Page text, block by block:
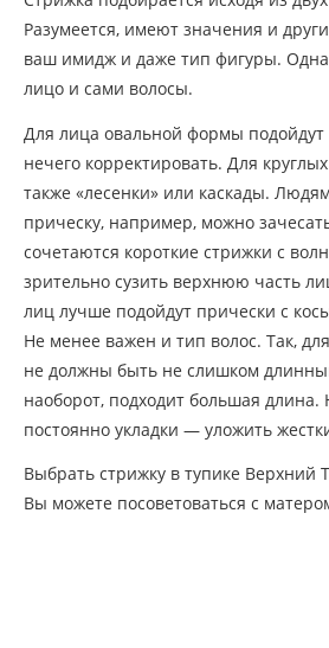
Разумеется, имеют значения и
ваш имидж и даже тип фигуры.
лицо и сами волосы.
Для лица овальной формы подойдут
нечего корректировать. Для
также «лесенки» или каскады.
прическу, например, можно
сочетаются короткие стрижки с
зрительно сузить верхнюю часть
лиц лучше подойдут прически с
Не менее важен и тип волос. Так,
не должны быть не слишком
наоборот, подходит большая длина.
постоянно укладки — уложить
Выбрать стрижку в тупике Верхний
Вы можете посоветоваться с